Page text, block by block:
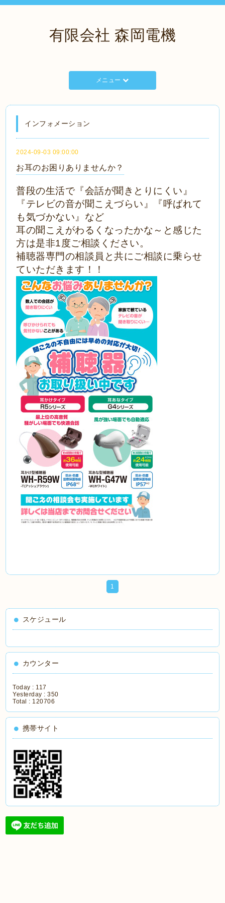
有限会社 森岡電機
メニュー
インフォメーション
2024-09-03 09:00:00
お耳のお困りありませんか？
普段の生活で『会話が聞きとりにくい』
『テレビの音が聞こえづらい』『呼ばれて
も気づかない』など
耳の聞こえがわるくなったかな～と感じた
方は是非1度ご相談ください。
補聴器専門の相談員と共にご相談に乗らせ
ていただきます！！
1
スケジュール
カウンター
Today : 117
Yesterday :350
Total : 120706
携帯サイト